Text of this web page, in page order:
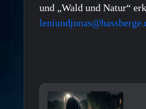
und „Wald und Natur“